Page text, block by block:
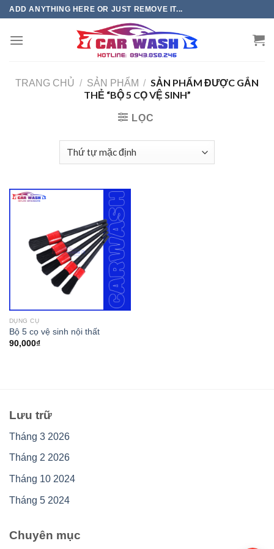
Chuyển
phần
ADD ANYTHING HERE OR JUST REMOVE IT...
TRANG CHỦ / SẢN PHẨM / SẢN PHẨM ĐƯỢC GẮN
THẺ “BỘ 5 CỌ VỆ SINH”
LỌC
DỤNG CỤ
Bộ 5 cọ vệ sinh nội thất
90,000₫
Lưu trữ
Tháng 3 2026
Tháng 2 2026
Tháng 10 2024
Tháng 5 2024
Chuyên mục